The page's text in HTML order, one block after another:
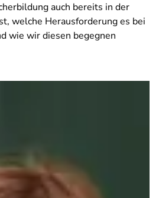
auch bereits in der
welche Herausforderung es bei
wie wir diesen begegnen